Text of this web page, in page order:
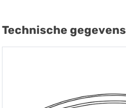
Technische gegevens